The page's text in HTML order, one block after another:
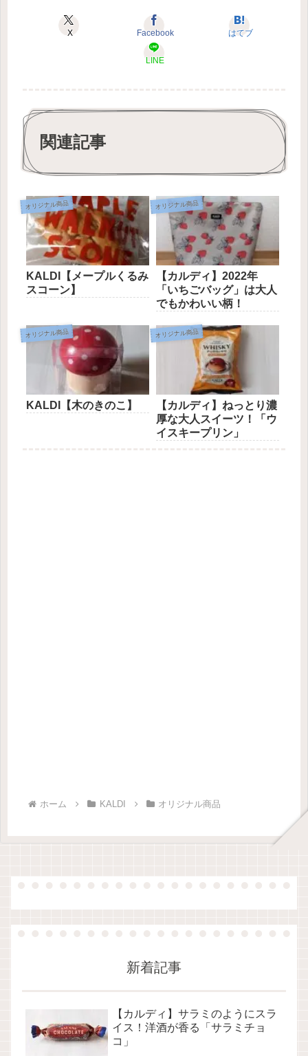
X Facebook はてブ
LINE
関連記事
オリジナル商品
KALDI【メープルくるみ
スコーン】
オリジナル商品
【カルディ】2022年
「いちごバッグ」は大人
でもかわいい柄！
オリジナル商品
KALDI【木のきのこ】
オリジナル商品
【カルディ】ねっとり濃
厚な大人スイーツ！「ウ
イスキープリン」
ホーム KALDI オリジナル商品
新着記事
【カルディ】サラミのようにスラ
イス！洋酒が香る「サラミチョ
コ」